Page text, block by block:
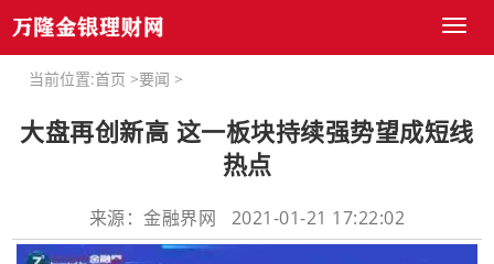
Toggle
当前位置:首页 >要闻 >
大盘再创新高 这一板块持续强势望成短线
热点
来源：金融界网 2021-01-21 17:22:02